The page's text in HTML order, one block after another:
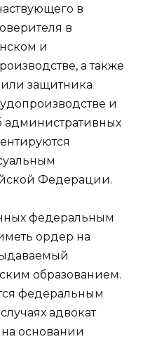
в
в
и
а также
или защитника
и
административных
Федерации.
федеральным
ордер на
образованием.
федеральным
адвокат
основании